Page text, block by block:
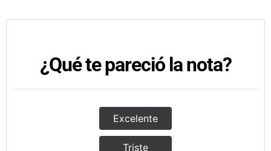
¿Qué te pareció la nota?
Excelente
Triste